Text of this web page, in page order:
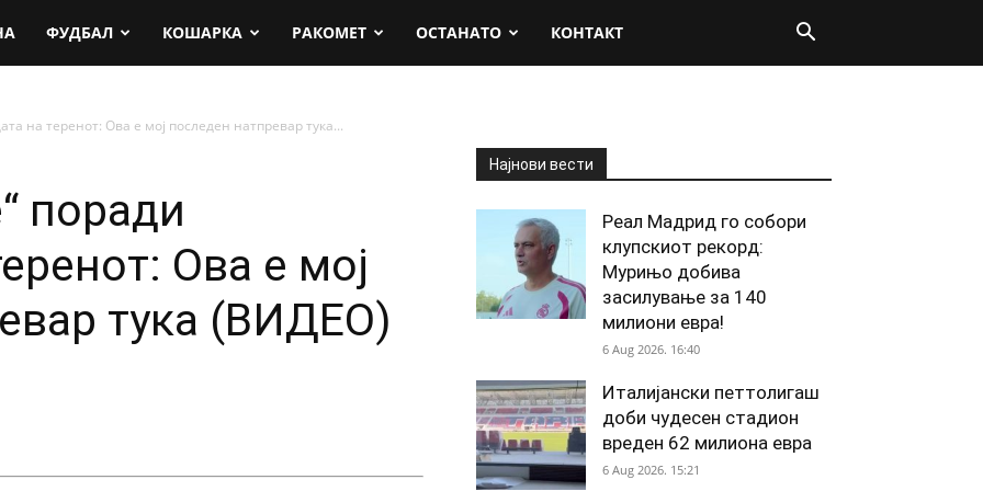
ФУДБАЛ КОШАРКА РАКОМЕТ ОСТАНАТО КОНТАКТ
на теренот: Ова е мој последен натпревар тука...
поради
Ова е мој
тука (ВИДЕО)
Најнови вести
Реал Мадрид го собори
клупскиот рекорд:
Мурињо добива
засилување за 140
милиони евра!
6 Aug 2026. 16:40
Италијански петтолигаш
доби чудесен стадион
вреден 62 милиона евра
6 Aug 2026. 15:21